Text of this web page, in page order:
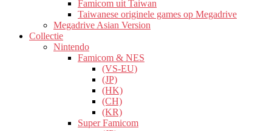
Famicom uit Taiwan
Taiwanese originele games op Megadrive
Megadrive Asian Version
Collectie
Nintendo
Famicom & NES
(VS-EU)
(JP)
(HK)
(CH)
(KR)
Super Famicom